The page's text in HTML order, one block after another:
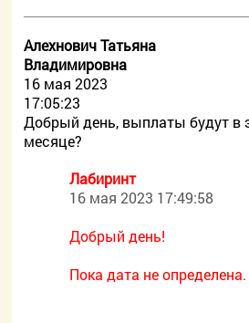
Алехнович Татьяна
Владимировна
16 мая 2023
17:05:23
Добрый день, выплаты будут в
месяце?
Лабиринт
16 мая 2023 17:49:58
Добрый день!
Пока дата не определена.